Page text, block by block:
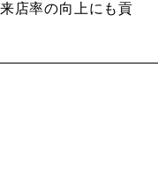
店率の向上にも貢